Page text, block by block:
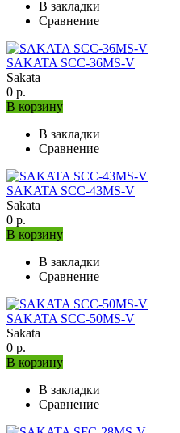
В закладки
Сравнение
SAKATA SCC-36MS-V
Sakata
0 р.
В корзину
В закладки
Сравнение
SAKATA SCC-43MS-V
Sakata
0 р.
В корзину
В закладки
Сравнение
SAKATA SCC-50MS-V
Sakata
0 р.
В корзину
В закладки
Сравнение